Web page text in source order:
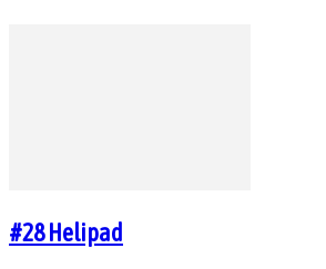
#28 Helipad